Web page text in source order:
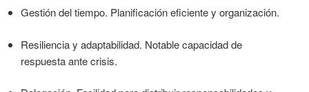
Gestión del tiempo. Planificación eficiente y organización.
Resiliencia y adaptabilidad. Notable capacidad de
respuesta ante crisis.